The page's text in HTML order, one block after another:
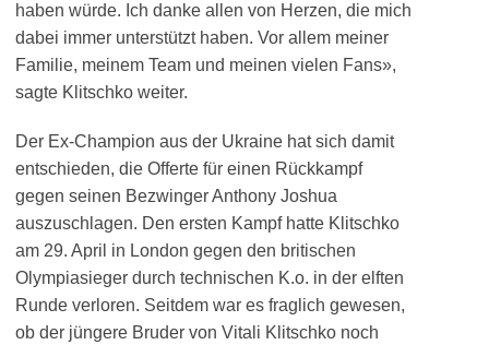
haben würde. Ich danke allen von Herzen, die mich
dabei immer unterstützt haben. Vor allem meiner
Familie, meinem Team und meinen vielen Fans»,
sagte Klitschko weiter.
Der Ex-Champion aus der Ukraine hat sich damit
entschieden, die Offerte für einen Rückkampf
gegen seinen Bezwinger Anthony Joshua
auszuschlagen. Den ersten Kampf hatte Klitschko
am 29. April in London gegen den britischen
Olympiasieger durch technischen K.o. in der elften
Runde verloren. Seitdem war es fraglich gewesen,
ob der jüngere Bruder von Vitali Klitschko noch